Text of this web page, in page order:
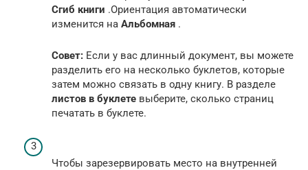
Сгиб книги .Ориентация автоматически
изменится на Альбомная .
Совет: Если у вас длинный документ, вы можете
разделить его на несколько буклетов, которые
затем можно связать в одну книгу. В разделе
листов в буклете выберите, сколько страниц
печатать в буклете.
Чтобы зарезервировать место на внутренней